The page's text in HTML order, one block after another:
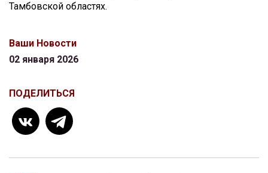
Тамбовской областях.
Ваши Новости
02 января 2026
ПОДЕЛИТЬСЯ